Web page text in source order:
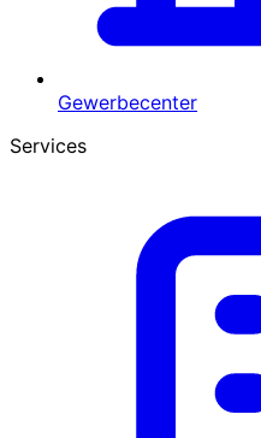
Gewerbecenter
Services